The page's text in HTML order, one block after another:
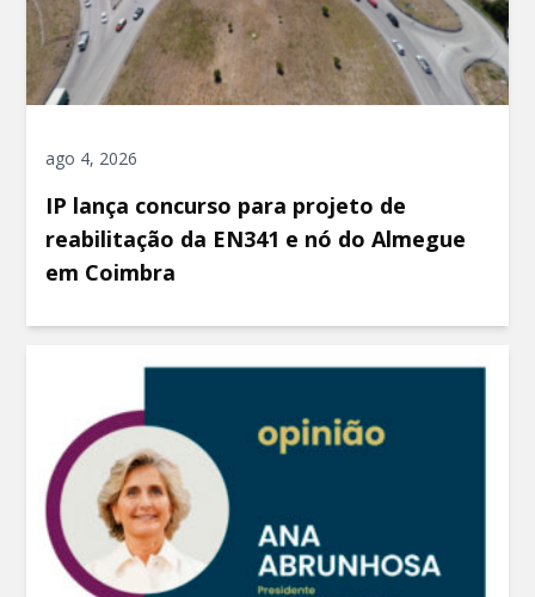
ago 4, 2026
IP lança concurso para projeto de
reabilitação da EN341 e nó do Almegue
em Coimbra